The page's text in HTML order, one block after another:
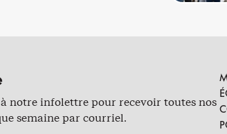
notre infolettre pour recevoir toutes nos
semaine par courriel.